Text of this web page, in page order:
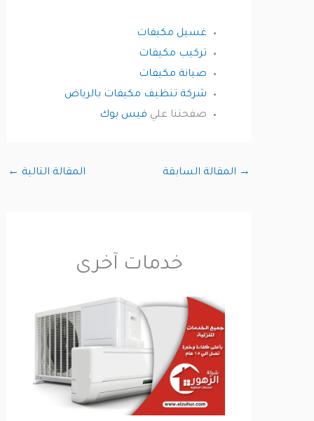
غسيل مكيفات
تركيب مكيفات
صيانة مكيفات
شركة تنظيف مكيفات بالرياض
صفحتنا علي فيس بوك
المقالة السابقة المقالة التالية←
خدمات آخرى